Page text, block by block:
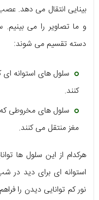
بینایی انتقال می دهد.
و ما تصاویر را می
دسته تقسیم می شوند:
سلول های استوانه ای
کنند.
سلول های مخروطی که
مغز منتقل می کنند.
هرکدام از این سلول ها
استوانه ای برای دید در
نور کم توانایی دیدن را